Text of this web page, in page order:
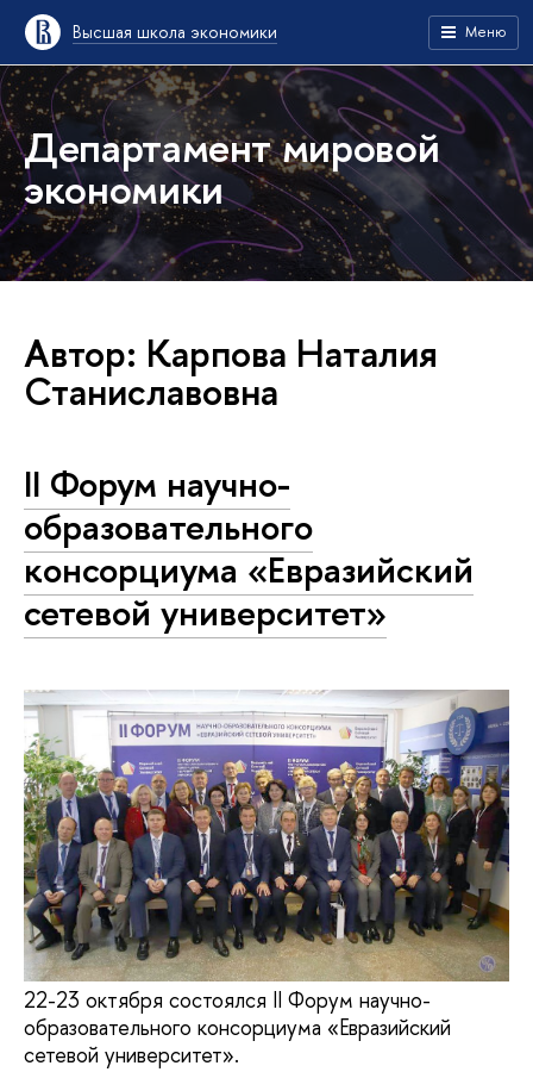
Высшая школа экономики Меню
Департамент мировой
экономики
Автор: Карпова Наталия
Станиславовна
II Форум научно-
образовательного
консорциума «Евразийский
сетевой университет»
22-23 октября состоялся II Форум научно-
образовательного консорциума «Евразийский
сетевой университет».